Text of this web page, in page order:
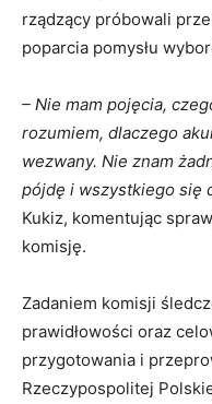
rządzący próbowali
poparcia pomysłu
– Nie mam pojęcia,
rozumiem, dlaczego
wezwany. Nie znam
pójdę i wszystkiego się
Kukiz, komentując
komisję.
Zadaniem komisji
prawidłowości oraz
przygotowania i
Rzeczypospolitej